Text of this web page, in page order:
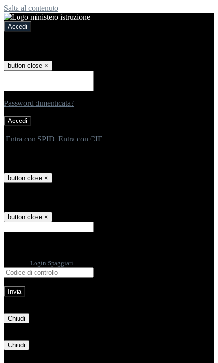
Salta al contenuto
Accedi
button close ×
Password dimenticata?
Entra con SPID Entra con CIE
button close ×
button close ×
Login Spaggiari
Chiudi
Chiudi